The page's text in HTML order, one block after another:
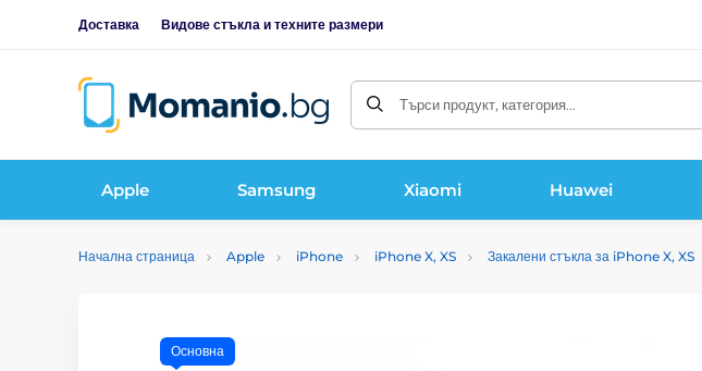
Доставка Видове стъкла и техните размери
Търси продукт, категория...
Apple Samsung Xiaomi Huawei
Начална страница Apple iPhone iPhone X, XS Закалени стъкла за iPhone X, XS
Основна